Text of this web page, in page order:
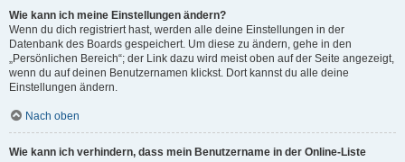
Wie kann ich meine Einstellungen ändern?
Wenn du dich registriert hast, werden alle deine Einstellungen in der
Datenbank des Boards gespeichert. Um diese zu ändern, gehe in den
„Persönlichen Bereich“; der Link dazu wird meist oben auf der Seite angezeigt,
wenn du auf deinen Benutzernamen klickst. Dort kannst du alle deine
Einstellungen ändern.
Nach oben
Wie kann ich verhindern, dass mein Benutzername in der Online-Liste